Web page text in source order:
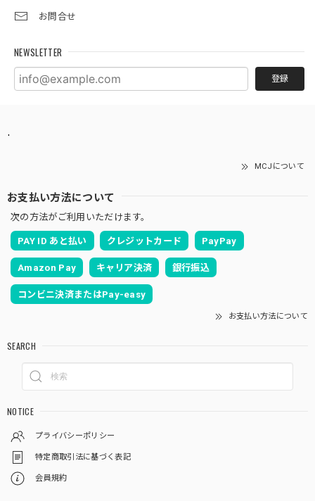
お問合せ
NEWSLETTER
登録
.
MCJについて
お支払い方法について
次の方法がご利用いただけます。
PAY ID あと払い クレジットカード PayPay
Amazon Pay キャリア決済 銀行振込
コンビニ決済またはPay-easy
お支払い方法について
SEARCH
NOTICE
プライバシーポリシー
特定商取引法に基づく表記
会員規約